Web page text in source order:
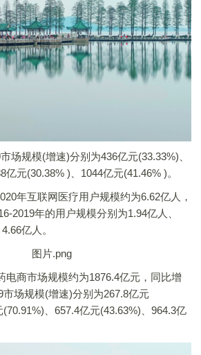
规模(增速)分别为436亿元(33.33%)、
元(30.38% )、1044亿元(41.46% )。
年互联网医疗用户规模约为6.62亿人，
2019年的用户规模分别为1.94亿人、
亿人。
商市场规模约为1876.4亿元，同比增
市场规模(增速)分别为267.8亿元
、657.4亿元(43.63%)、964.3亿